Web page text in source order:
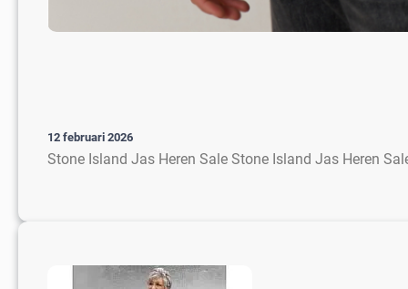
12 februari 2026
Stone Island Jas Heren Sale Stone Island Jas Heren